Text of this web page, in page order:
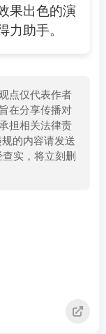
果出色的演
助手。
点仅代表作者
在分享传播对
担相关法律责
的内容请发送
实，将立刻删